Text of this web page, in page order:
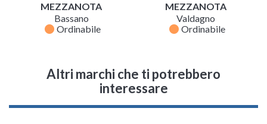
MEZZANOTA
Bassano
fiber_manual_record Ordinabile
MEZZANOTA
Valdagno
fiber_manual_record Ordinabile
Altri marchi che ti potrebbero
interessare